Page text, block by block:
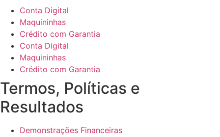
Conta Digital
Maquininhas
Crédito com Garantia
Conta Digital
Maquininhas
Crédito com Garantia
Termos, Políticas e
Resultados
Demonstrações Financeiras